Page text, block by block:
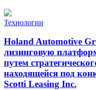
Технологии
Holand Automotive
лизинговую
путем
находящейся под
Scotti Leasing Inc.